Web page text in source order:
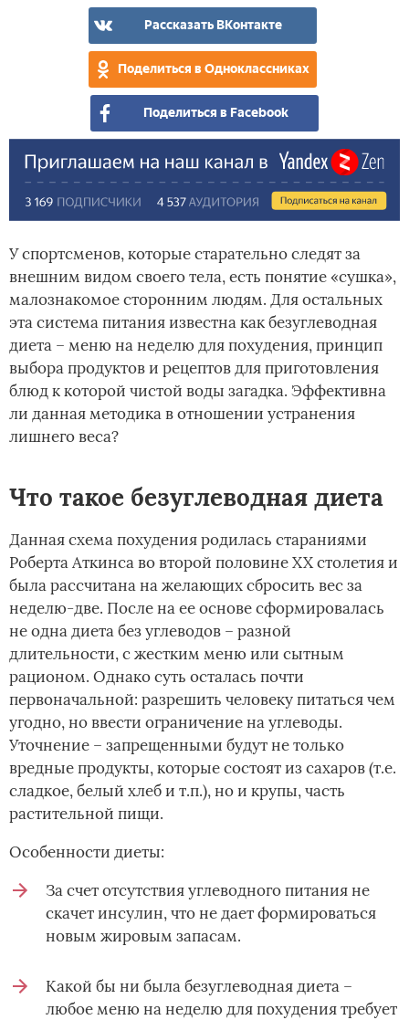
Рассказать ВКонтакте
Поделиться в Одноклассниках
Поделиться в Facebook
У спортсменов, которые старательно следят за
внешним видом своего тела, есть понятие «сушка»,
малознакомое сторонним людям. Для остальных
эта система питания известна как безуглеводная
диета – меню на неделю для похудения, принцип
выбора продуктов и рецептов для приготовления
блюд к которой чистой воды загадка. Эффективна
ли данная методика в отношении устранения
лишнего веса?
Что такое безуглеводная диета
Данная схема похудения родилась стараниями
Роберта Аткинса во второй половине XX столетия и
была рассчитана на желающих сбросить вес за
неделю-две. После на ее основе сформировалась
не одна диета без углеводов – разной
длительности, с жестким меню или сытным
рационом. Однако суть осталась почти
первоначальной: разрешить человеку питаться чем
угодно, но ввести ограничение на углеводы.
Уточнение – запрещенными будут не только
вредные продукты, которые состоят из сахаров (т.е.
сладкое, белый хлеб и т.п.), но и крупы, часть
растительной пищи.
Особенности диеты:
За счет отсутствия углеводного питания не
скачет инсулин, что не дает формироваться
новым жировым запасам.
Какой бы ни была безуглеводная диета –
любое меню на неделю для похудения требует